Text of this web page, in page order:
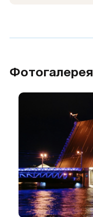
Фотогалерея